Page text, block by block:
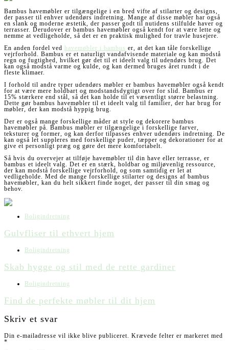
Bambus havemøbler er tilgængelige i en bred vifte af stilarter og designs,
der passer til enhver udendørs indretning. Mange af disse møbler har også
en slank og moderne æstetik, der passer godt til nutidens stilfulde haver og
terrasser. Derudover er bambus havemøbler også kendt for at være lette og
nemme at vedligeholde, så det er en praktisk mulighed for travle husejere.
En anden fordel ved havemøbler i bambus er, at det kan tåle forskellige
vejrforhold. Bambus er et naturligt vandafvisende materiale og kan modstå
regn og fugtighed, hvilket gør det til et ideelt valg til udendørs brug. Det
kan også modstå varme og kulde, og kan dermed bruges året rundt i de
fleste klimaer.
I forhold til andre typer udendørs møbler er bambus havemøbler også kendt
for at være mere holdbart og modstandsdygtigt over for slid. Bambus er
15% stærkere end stål, så det kan holde til et væsentligt større belastning.
Dette gør bambus havemøbler til et ideelt valg til familier, der har brug for
møbler, der kan modstå hyppig brug.
Der er også mange forskellige måder at style og dekorere bambus
havemøbler på. Bambus møbler er tilgængelige i forskellige farver,
teksturer og former, og kan derfor tilpasses enhver udendørs indretning. De
kan også let suppleres med forskellige puder, tæpper og dekorationer for at
give et personligt præg og gøre det mere komfortabelt.
Så hvis du overvejer at tilføje havemøbler til din have eller terrasse, er
bambus et ideelt valg. Det er en stærk, holdbar og miljøvenlig ressource,
der kan modstå forskellige vejrforhold, og som samtidig er let at
vedligeholde. Med de mange forskellige stilarter og designs af bambus
havemøbler, kan du helt sikkert finde noget, der passer til din smag og
behov.
Boligindretning
Gulvfliser til ethvert hjem
Boligindretning
Skab hygge og stil med de rette gardiner
Boligindretning
Find de perfekte møbler til dit hjem
Skriv et svar
Din e-mailadresse vil ikke blive publiceret. Krævede felter er markeret med
*